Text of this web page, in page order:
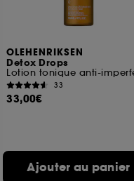
OLEHENRIKSEN
Detox Drops
33
33,00€
Ajouter au panier